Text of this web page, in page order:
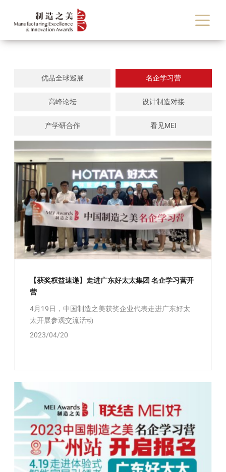
优品全球巡展 名企学习营
高峰论坛 设计制造对接
产学研合作 看见MEI
【获奖权益速递】走进广东好太太集团 名企学习营开
营
4月19日，中国制造之美获奖企业代表走进广东好太
太开展参观交流活动
2023/04/20